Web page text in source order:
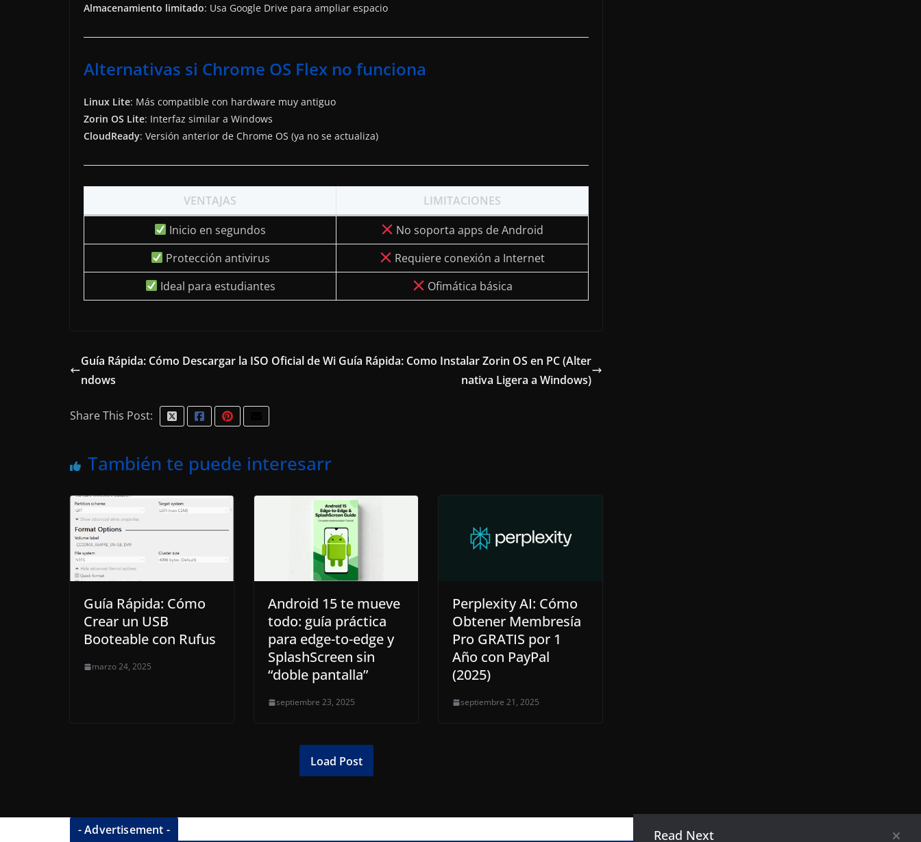
Almacenamiento limitado: Usa Google Drive para ampliar espacio
Alternativas si Chrome OS Flex no funciona
Linux Lite: Más compatible con hardware muy antiguo
Zorin OS Lite: Interfaz similar a Windows
CloudReady: Versión anterior de Chrome OS (ya no se actualiza)
VENTAJAS
LIMITACIONES
Inicio en segundos
No soporta apps de Android
Protección antivirus
Requiere conexión a Internet
Ideal para estudiantes
Ofimática básica
Guía Rápida: Cómo Descargar la ISO Oficial de Wi
ndows
Guía Rápida: Como Instalar Zorin OS en PC (Alter
nativa Ligera a Windows)
Share This Post:
También te puede interesarr
Guía Rápida: Cómo
Crear un USB
Booteable con Rufus
marzo 24, 2025
Android 15 te mueve
todo: guía práctica
para edge-to-edge y
SplashScreen sin
“doble pantalla”
septiembre 23, 2025
Perplexity AI: Cómo
Obtener Membresía
Pro GRATIS por 1
Año con PayPal
(2025)
septiembre 21, 2025
Load Post
- Advertisement - Read Next